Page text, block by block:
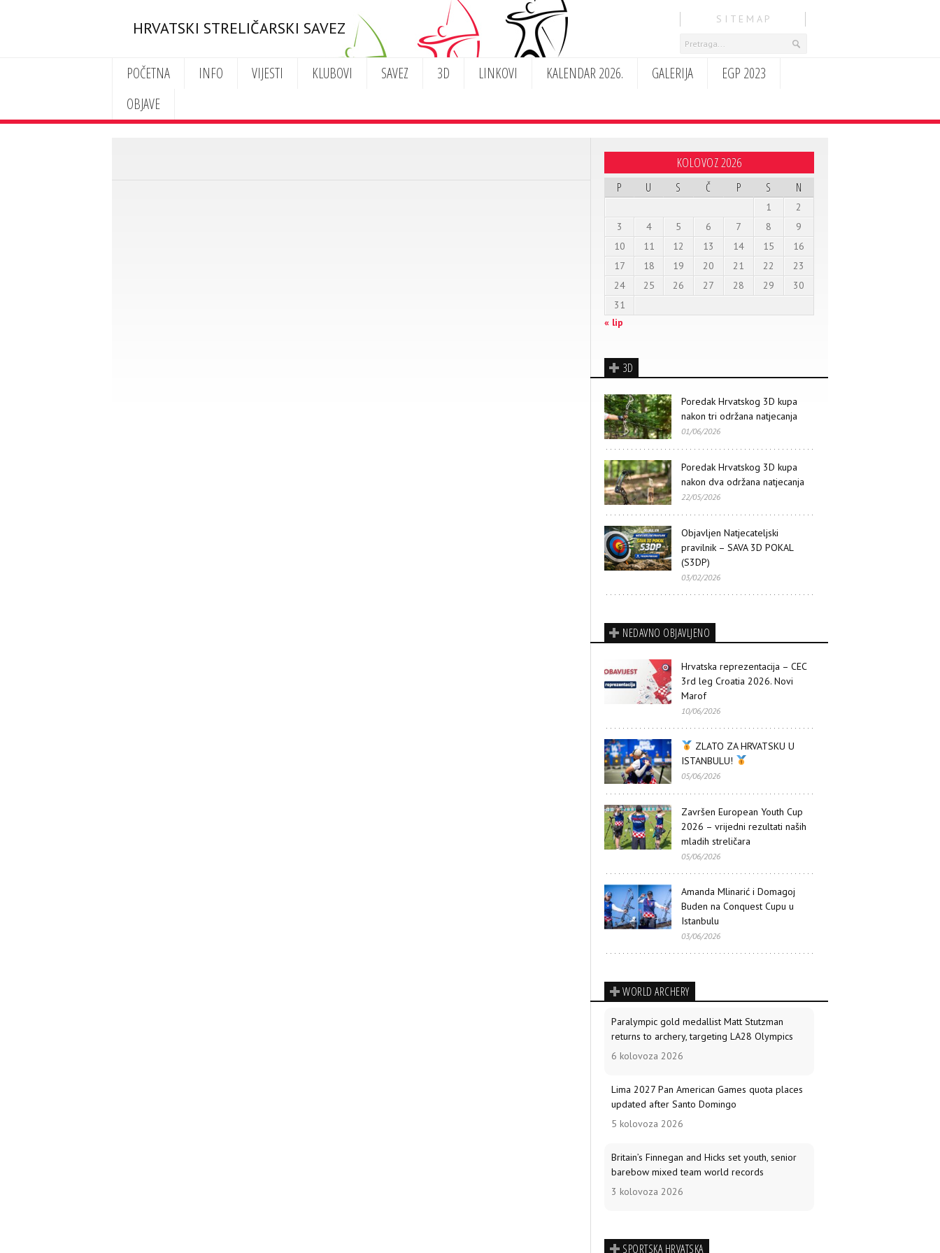
HRVATSKI STRELIČARSKI SAVEZ S I T E M A P
POČETNA INFO VIJESTI KLUBOVI SAVEZ 3D LINKOVI KALENDAR 2026. GALERIJA
EGP 2023
OBJAVE
KOLOVOZ 2026
P U S Č P S N
1
2
3
4 5 6 7 8
9
10
11 12 13 14 15
16
17
18 19 20 21 22
23
24
25 26 27 28 29
30
31
« lip
3D
Poredak Hrvatskog 3D kupa
nakon tri održana natjecanja
01/06/2026
Poredak Hrvatskog 3D kupa
nakon dva održana natjecanja
22/05/2026
Objavljen Natjecateljski
pravilnik – SAVA 3D POKAL
(S3DP)
03/02/2026
NEDAVNO OBJAVLJENO
Hrvatska reprezentacija – CEC
3rd leg Croatia 2026. Novi
Marof
10/06/2026
ZLATO ZA HRVATSKU U
ISTANBULU!
05/06/2026
Završen European Youth Cup
2026 – vrijedni rezultati naših
mladih streličara
05/06/2026
Amanda Mlinarić i Domagoj
Buden na Conquest Cupu u
Istanbulu
03/06/2026
WORLD ARCHERY
Paralympic gold medallist Matt Stutzman
returns to archery, targeting LA28 Olympics
6 kolovoza 2026
Lima 2027 Pan American Games quota places
updated after Santo Domingo
5 kolovoza 2026
Britain’s Finnegan and Hicks set youth, senior
barebow mixed team world records
3 kolovoza 2026
communications programme expands
SPORTSKA HRVATSKA